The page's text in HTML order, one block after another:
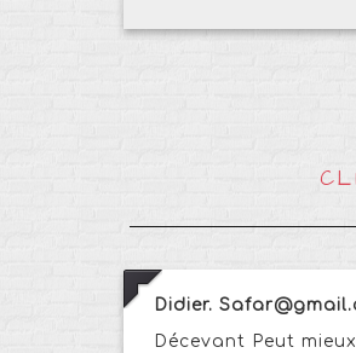
Didier.
Décevant Peut